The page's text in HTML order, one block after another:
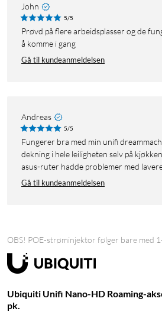
John
5/5
Prøvd på flere arbeidsplasser og de fungerer alltid og er enkle
å komme i gang
Gå til kundeanmeldelsen
Andreas
5/5
Fungerer bra med min unifi dreammachine pro-ruter. Full
dekning i hele leiligheten selv på
asus-ruter hadde problemer med lavere
Gå til kundeanmeldelsen
OBS! POE-strøminjektor følger bare med
Ubiquiti Unifi Nano-HD Roaming-
pk.